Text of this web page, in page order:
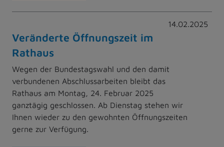
14.02.2025
Veränderte Öffnungszeit im
Rathaus
Wegen der Bundestagswahl und den damit
verbundenen Abschlussarbeiten bleibt das
Rathaus am Montag, 24. Februar 2025
ganztägig geschlossen. Ab Dienstag stehen wir
Ihnen wieder zu den gewohnten Öffnungszeiten
gerne zur Verfügung.